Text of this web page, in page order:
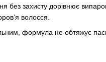
без захисту дорівнює
волосся.
формула не обтяжує